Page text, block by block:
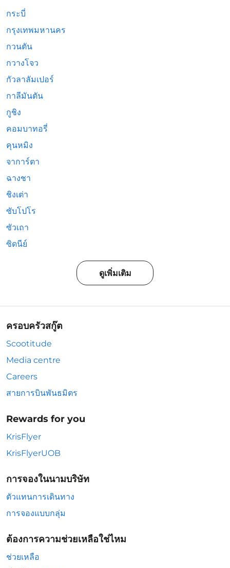
กระบี่
กรุงเทพมหานคร
กวนตัน
กวางโจว
กัวลาลัมเปอร์
กาลีมันตัน
กูชิง
คอมบาทอรี่
คุนหมิง
จาการ์ตา
ฉางชา
ชิงเต่า
ซับโปโร
ซัวเถา
ซิดนีย์
ดูเพิ่มเติม
ครอบครัวสกู๊ต
Scootitude
Media centre
Careers
สายการบินพันธมิตร
Rewards for you
KrisFlyer
KrisFlyerUOB
การจองในนามบริษัท
ตัวแทนการเดินทาง
การจองแบบกลุ่ม
ต้องการความช่วยเหลือใช่ไหม
ช่วยเหลือ